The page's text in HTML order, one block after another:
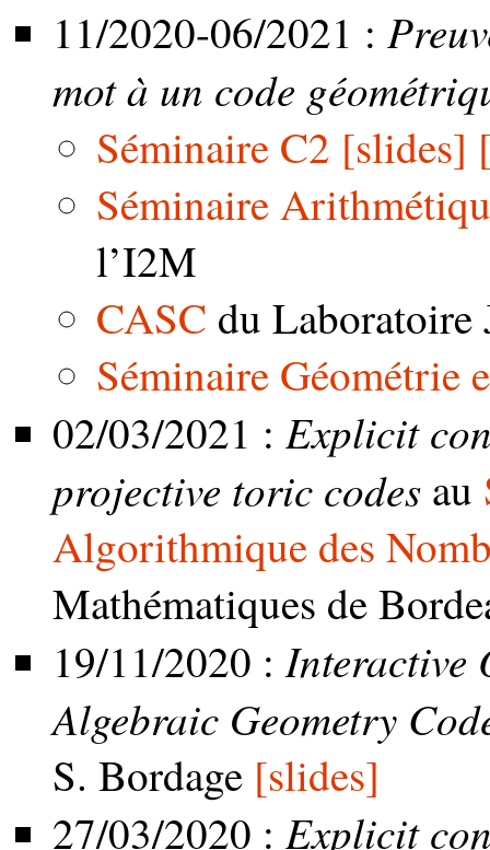
11/2020-06/2021 :
mot à un code
Séminaire C2 [slides]
Séminaire
l’I2M
CASC du Laboratoire
Séminaire Géométrie
02/03/2021 : Explicit
projective toric codes au
Algorithmique des
Mathématiques de
19/11/2020 :Interactive
Algebraic Geometry
S. Bordage [slides]
27/03/2020 : Explicit